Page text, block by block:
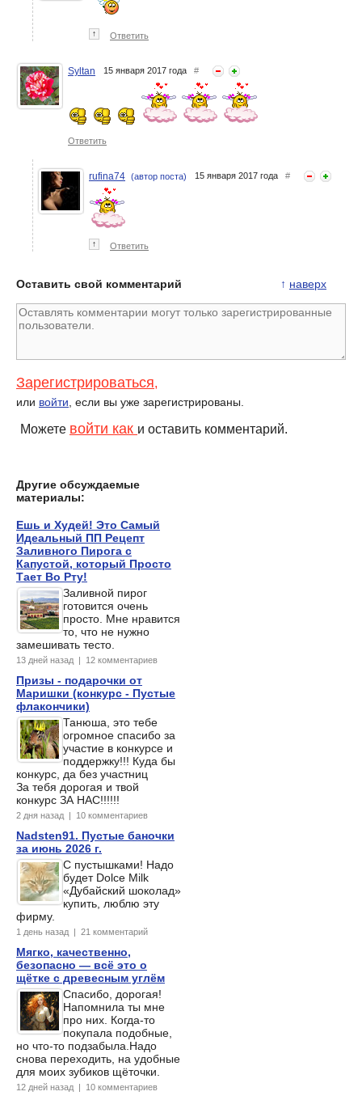
↑ Ответить
Syltan 15 января 2017 года #
Ответить
rufina74 (автор поста) 15 января 2017 года #
↑ Ответить
↑ наверх
Оставить свой комментарий
Зарегистрироваться,
или войти, если вы уже зарегистрированы.
Можете войти как и оставить комментарий.
Другие обсуждаемые
материалы:
Ешь и Худей! Это Самый
Идеальный ПП Рецепт
Заливного Пирога с
Капустой, который Просто
Тает Во Рту!
Заливной пирог
готовится очень
просто. Мне нравится
то, что не нужно
замешивать тесто.
13 дней назад | 12 комментариев
Призы - подарочки от
Маришки (конкурс - Пустые
флакончики)
Танюша, это тебе
огромное спасибо за
участие в конкурсе и
поддержку!!! Куда бы
конкурс, да без участниц
За тебя дорогая и твой
конкурс ЗА НАС!!!!!!
2 дня назад | 10 комментариев
Nadsten91. Пустые баночки
за июнь 2026 г.
С пустышками! Надо
будет Dolce Milk
«Дубайский шоколад»
купить, люблю эту
фирму.
1 день назад | 21 комментарий
Мягко, качественно,
безопасно — всё это о
щётке с древесным углём
Спасибо, дорогая!
Напомнила ты мне
про них. Когда-то
покупала подобные,
но что-то подзабыла.Надо
снова переходить, на удобные
для моих зубиков щёточки.
12 дней назад | 10 комментариев